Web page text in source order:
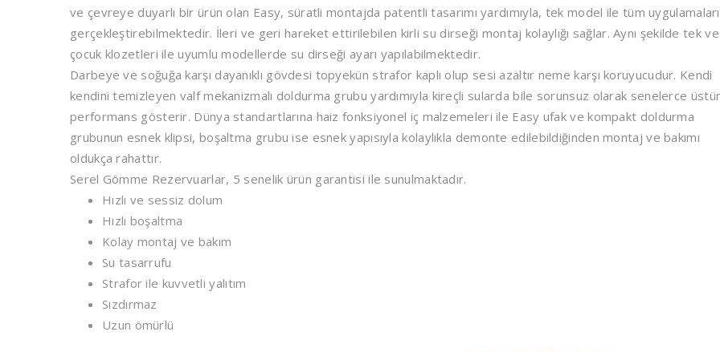
ve çevreye duyarlı bir ürün olan Easy, süratli montajda patentli tasarımı yardımıyla, tek model ile tüm uygulamaları
gerçekleştirebilmektedir. İleri ve geri hareket ettirilebilen kirli su dirseği montaj kolaylığı sağlar. Aynı şekilde tek ve
çocuk klozetleri ile uyumlu modellerde su dirseği ayarı yapılabilmektedir.
Darbeye ve soğuğa karşı dayanıklı gövdesi topyekün strafor kaplı olup sesi azaltır neme karşı koruyucudur. Kendi
kendini temizleyen valf mekanizmalı doldurma grubu yardımıyla kireçli sularda bile sorunsuz olarak senelerce
performans gösterir. Dünya standartlarına haiz fonksiyonel iç malzemeleri ile Easy ufak ve kompakt doldurma
grubunun esnek klipsi, boşaltma grubu ise esnek yapısıyla kolaylıkla demonte edilebildiğinden montaj ve bakımı
oldukça rahattır.
Serel Gömme Rezervuarlar, 5 senelik ürün garantisi ile sunulmaktadır.
Hızlı ve sessiz dolum
Hızlı boşaltma
Kolay montaj ve bakım
Su tasarrufu
Strafor ile kuvvetli yalıtım
Sızdırmaz
Uzun ömürlü